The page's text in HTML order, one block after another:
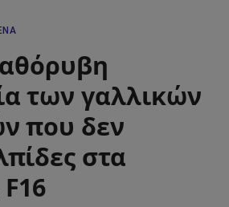
των γαλλικών
που δεν
στα